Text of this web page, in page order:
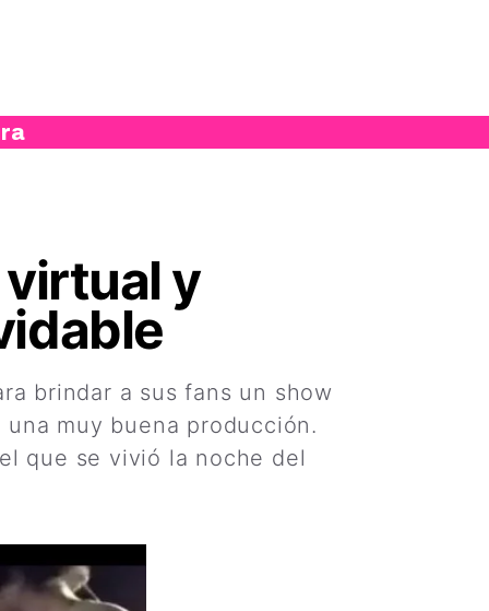
virtual y
brindar a sus fans un show
muy buena producción.
que se vivió la noche del